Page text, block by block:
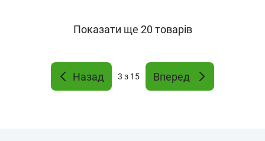
Показати ще 20 товарів
Назад 3 з 15 Вперед